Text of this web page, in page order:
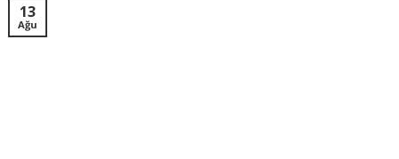
13
Ağu